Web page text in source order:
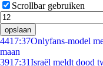
Scrollbar gebruiken
opslaan
4417:37Onlyfans-model
maan
3917:31Israël meldt dood